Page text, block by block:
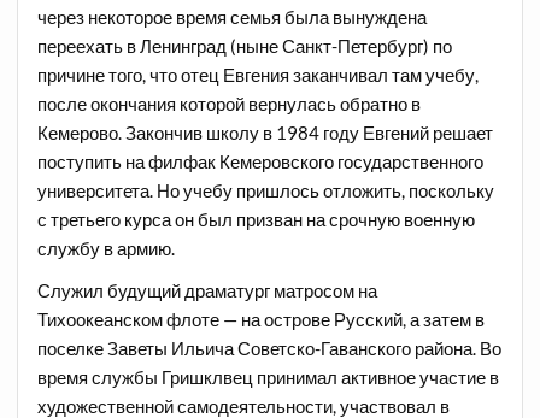
через некоторое время семья была вынуждена
переехать в Ленинград (ныне Санкт-Петербург) по
причине того, что отец Евгения заканчивал там учебу,
после окончания которой вернулась обратно в
Кемерово. Закончив школу в 1984 году Евгений решает
поступить на филфак Кемеровского государственного
университета. Но учебу пришлось отложить, поскольку
с третьего курса он был призван на срочную военную
службу в армию.
Служил будущий драматург матросом на
Тихоокеанском флоте — на острове Русский, а затем в
поселке Заветы Ильича Советско-Гаванского района. Во
время службы Гришклвец принимал активное участие в
художественной самодеятельности, участвовал в